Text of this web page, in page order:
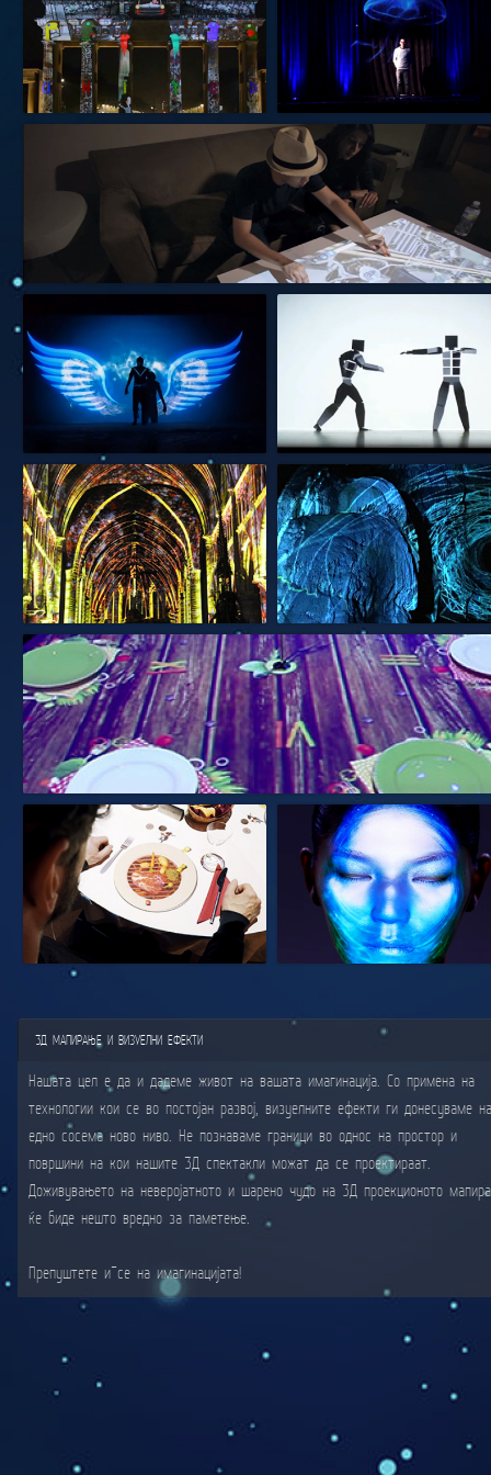
3Д МАПИРАЊЕ И ВИЗУЕЛНИ ЕФЕКТИ
Нашата цел е да и дадеме живот на вашата имагинација. Со примена на
технологии кои се во постојан развој, визуелните ефекти ги донесуваме
едно сосема ново ниво. Не познаваме граници во однос на простор и
површини на кои нашите 3Д спектакли можат да се проектираат.
Доживувањето на неверојатното и шарено чудо на 3Д проекционото
ќе биде нешто вредно за паметење.
Препуштете ӣ се на имагинацијата!